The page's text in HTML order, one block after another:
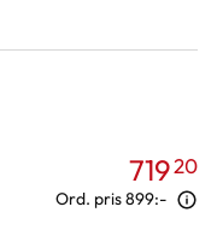
71920
Ord. pris899:-